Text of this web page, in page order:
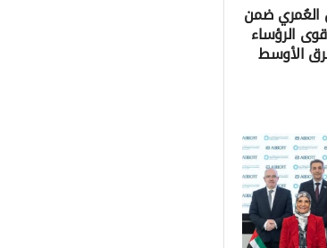
العُمري ضمن
الرؤساء
الأوسط